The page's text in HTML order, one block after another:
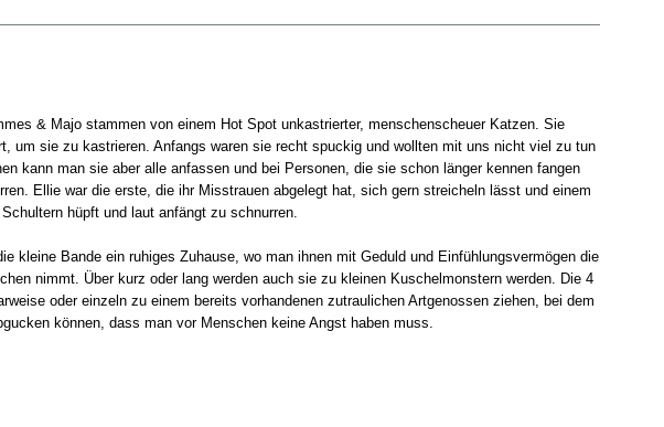
& Majo stammen von einem Hot Spot unkastrierter, menschenscheuer Katzen. Sie
um sie zu kastrieren. Anfangs waren sie recht spuckig und wollten mit uns nicht viel zu tun
kann man sie aber alle anfassen und bei Personen, die sie schon länger kennen fangen
Ellie war die erste, die ihr Misstrauen abgelegt hat, sich gern streicheln lässt und einem
hüpft und laut anfängt zu schnurren.
kleine Bande ein ruhiges Zuhause, wo man ihnen mit Geduld und Einfühlungsvermögen die
nimmt. Über kurz oder lang werden auch sie zu kleinen Kuschelmonstern werden. Die 4
oder einzeln zu einem bereits vorhandenen zutraulichen Artgenossen ziehen, bei dem
können, dass man vor Menschen keine Angst haben muss.